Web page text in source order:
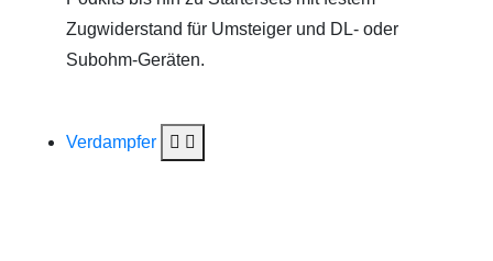
Zugwiderstand für Umsteiger und DL- oder
Subohm-Geräten.
Verdampfer